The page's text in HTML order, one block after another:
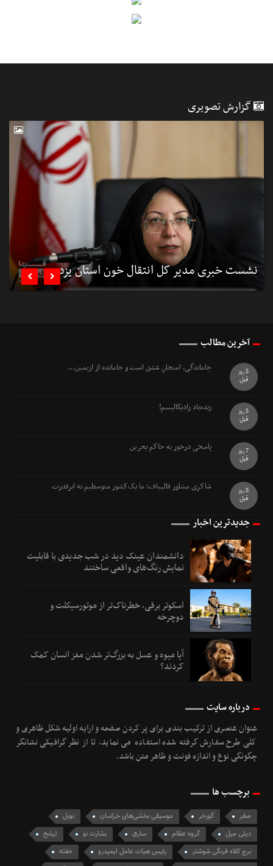
گزارش تصویری
نشست خبری مدیر کل انتقال خون استان یزد  
آخرین مطالب
جاماندگی، امتحانِ عشق است و جامانده از اربعین...
5 روز
قبل
زنده‌باد رادیکالیسم!
5 روز
قبل
پاسخی درخور به حاکم بحرین
7 روز
قبل
شاکری مشاور قالیباف: ما یک‌کشور متوسطیم نه ابرقدرت
8 روز
قبل
جدیدترین اخبار
دانشمندان عینک دید در شب جدیدی با قابلیت
نمایش رنگ‌های واقعی ساختند
اسکوتر برقی، خطرناک‌تر از موتورسیکلت و
دوچرخه
آیا میوه و عسل به بزرگ‌تر شدن مغز انسان کمک
کردند؟
درباره سایت
عنوان عنصری از ترکیب بندی برای پر کردن صفحه و ارایه اولیه شکل ظاهری و
کلی طرح سفارش گرفته شده استفاده می نماید، تا از نظر گرافیکی نشانگر
چگونگی نوع و اندازه فونت و ظاهر متن باشد.
برچسب ها
صفر گورخر موسیقی بخشی‌های خراسان
نوبل
دیلی میل
گروه عظام سارق بشارت نو
ترشح
برج کلاه فرنگی شوشتر
رئیس هیات عامل ایمیدرو
خفته